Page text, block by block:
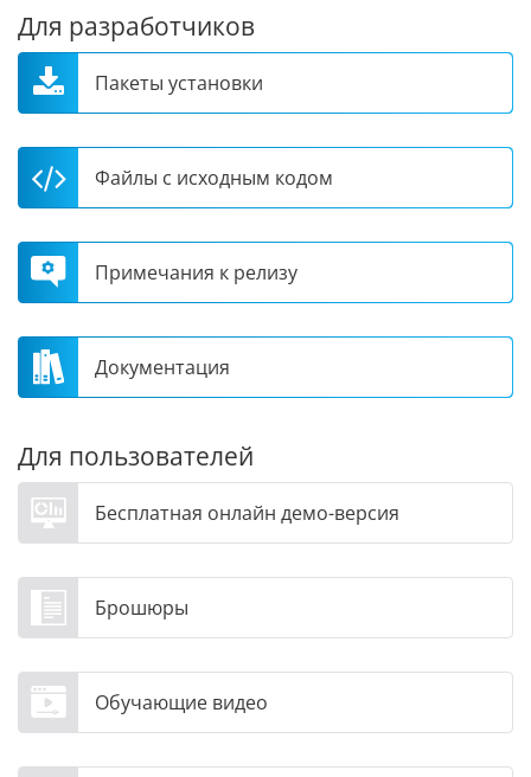
Для разработчиков
Пакеты установки
Файлы с исходным кодом
Примечания к релизу
Документация
Для пользователей
Бесплатная онлайн демо-версия
Брошюры
Обучающие видео